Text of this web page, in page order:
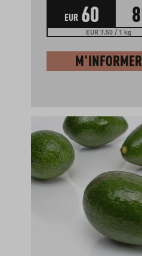
EUR 60 8
EUR 7.50 / 1 kg
M'INFORMER